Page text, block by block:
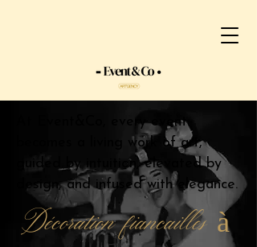
At Event&Co, every event
becomes a living work of art,
guided by intuition, elevated by
design, and infused with elegance.
Décoration fiancailles à